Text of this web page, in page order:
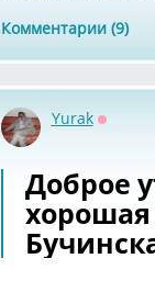
Комментарии (9)
Yurak
Доброе
хорошая